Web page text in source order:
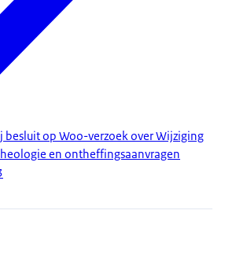
besluit op Woo-verzoek over Wijziging
en ontheffingsaanvragen